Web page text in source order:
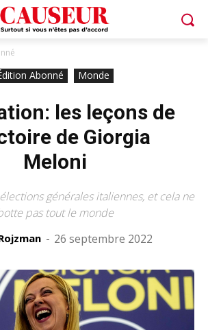
Abonné Monde
les leçons de
de Giorgia
Meloni
générales italiennes, et cela ne
pas tout le monde
- 26 septembre 2022